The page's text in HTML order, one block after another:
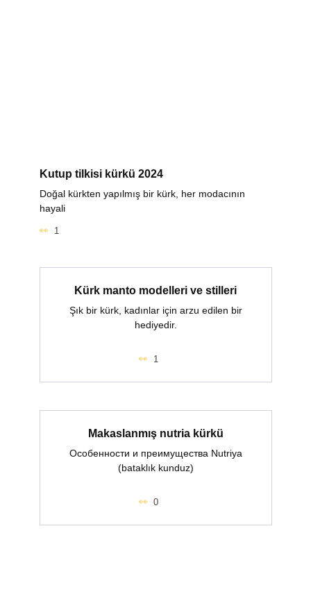
Kutup tilkisi kürkü 2024
Doğal kürkten yapılmış bir kürk, her modacının
hayali
1
Kürk manto modelleri ve stilleri
Şık bir kürk, kadınlar için arzu edilen bir
hediyedir.
1
Makaslanmış nutria kürkü
Особенности и преимущества Nutriya
(bataklık kunduz)
0